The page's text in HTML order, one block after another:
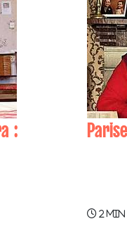
:
2 min